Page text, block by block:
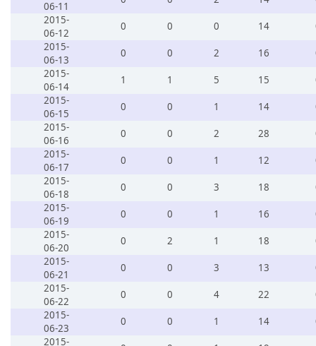
06-11
2015-
06-12
0 0 0 14
2015-
06-13
0 0 2 16
2015-
06-14
1 1 5 15
2015-
06-15
0 0 1 14
2015-
06-16
0 0 2 28
2015-
06-17
0 0 1 12
2015-
06-18
0 0 3 18
2015-
06-19
0 0 1 16
2015-
06-20
0 2 1 18
2015-
06-21
0 0 3 13
2015-
06-22
0 0 4 22
2015-
06-23
0 0 1 14
2015-